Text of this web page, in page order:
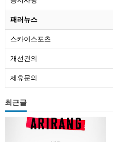
패러뉴스
스카이스포츠
개선건의
제휴문의
최근글